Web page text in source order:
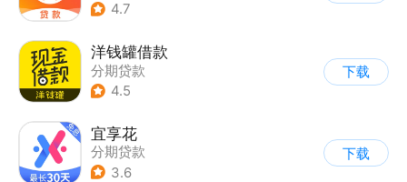
4.7
洋钱罐借款
分期贷款
4.5
下载
宜享花
分期贷款
3.6
下载